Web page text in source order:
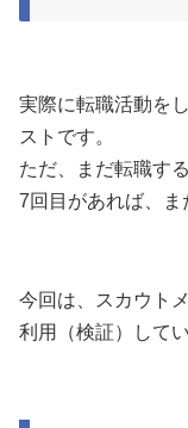
実際に転職活動を
ストです。
ただ、まだ転職す
7回目があれば、ま
今回は、スカウト
利用（検証）して